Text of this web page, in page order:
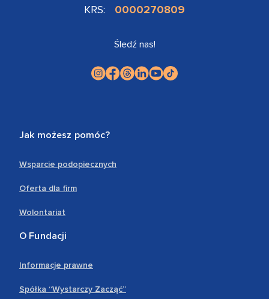
KRS: 0000270809
Śledź nas!
Jak możesz pomóc?
Wsparcie podopiecznych
Oferta dla firm
Wolontariat
O Fundacji
Informacje prawne
Spółka “Wystarczy Zacząć”